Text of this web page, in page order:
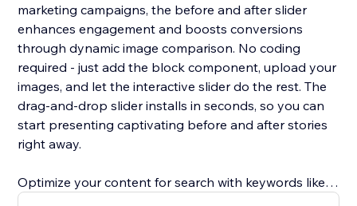
marketing campaigns, the before and after slider
enhances engagement and boosts conversions
through dynamic image comparison. No coding
required - just add the block component, upload your
images, and let the interactive slider do the rest. The
drag‑and‑drop slider installs in seconds, so you can
start presenting captivating before and after stories
right away.
Optimize your content for search with keywords like